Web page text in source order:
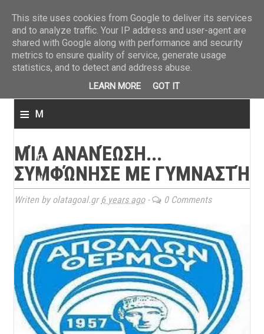
≡ M
n
u
ΜΊΑ ΑΝΑΝΈΩΣΗ...
ΣΥΜΦΏΝΗΣΕ ΜΕ ΓΥΜΝΑΣΤΉ
Writen by olatagoal.gr 6 years ago- 0 Comments
This site uses cookies from Google to deliver its services
and to analyze traffic. Your IP address and user-agent are
shared with Google along with performance and security
metrics to ensure quality of service, generate usage
statistics, and to detect and address abuse.
LEARN MORE GOT IT